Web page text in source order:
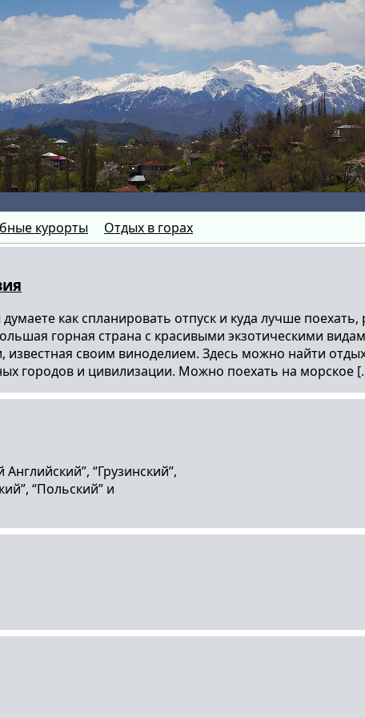
курорты Отдых в горах
думаете как спланировать отпуск и куда лучше
горная страна с красивыми экзотическими
известная своим виноделием. Здесь можно найти
городов и цивилизации. Можно поехать на морское
“Грузинский”,
“Польский” и